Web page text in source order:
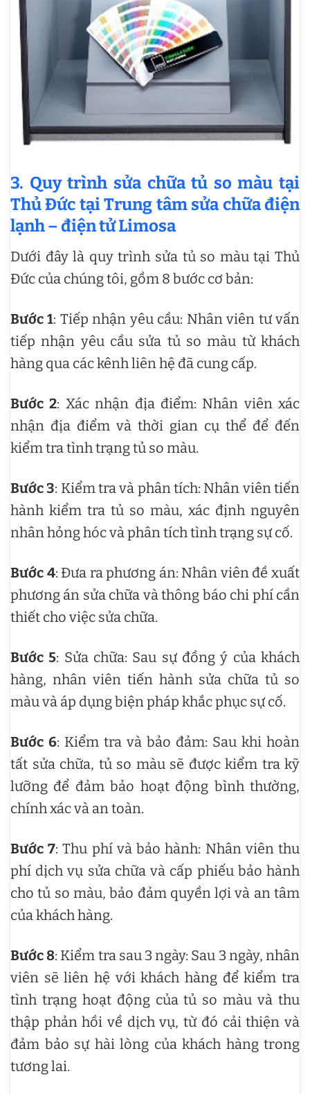
3. Quy trình sửa chữa tủ so màu tại
Thủ Đức tại Trung tâm sửa chữa điện
lạnh – điện tử Limosa
Dưới đây là quy trình sửa tủ so màu tại Thủ
Đức của chúng tôi, gồm 8 bước cơ bản:
Bước 1: Tiếp nhận yêu cầu: Nhân viên tư vấn
tiếp nhận yêu cầu sửa tủ so màu từ khách
hàng qua các kênh liên hệ đã cung cấp.
Bước 2: Xác nhận địa điểm: Nhân viên xác
nhận địa điểm và thời gian cụ thể để đến
kiểm tra tình trạng tủ so màu.
Bước 3: Kiểm tra và phân tích: Nhân viên tiến
hành kiểm tra tủ so màu, xác định nguyên
nhân hỏng hóc và phân tích tình trạng sự cố.
Bước 4: Đưa ra phương án: Nhân viên đề xuất
phương án sửa chữa và thông báo chi phí cần
thiết cho việc sửa chữa.
Bước 5: Sửa chữa: Sau sự đồng ý của khách
hàng, nhân viên tiến hành sửa chữa tủ so
màu và áp dụng biện pháp khắc phục sự cố.
Bước 6: Kiểm tra và bảo đảm: Sau khi hoàn
tất sửa chữa, tủ so màu sẽ được kiểm tra kỹ
lưỡng để đảm bảo hoạt động bình thường,
chính xác và an toàn.
Bước 7: Thu phí và bảo hành: Nhân viên thu
phí dịch vụ sửa chữa và cấp phiếu bảo hành
cho tủ so màu, bảo đảm quyền lợi và an tâm
của khách hàng.
Bước 8: Kiểm tra sau 3 ngày: Sau 3 ngày, nhân
viên sẽ liên hệ với khách hàng để kiểm tra
tình trạng hoạt động của tủ so màu và thu
thập phản hồi về dịch vụ, từ đó cải thiện và
đảm bảo sự hài lòng của khách hàng trong
tương lai.